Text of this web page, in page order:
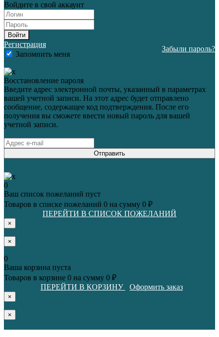
Войдите в свой аккаунт
Войти
Регистрация
Запомнить меня
Забыли пароль?
Восстановление пароля
Введите адрес электронной почты, указанный в параметрах
вашей учетной записи. На этот адрес будет отправлено
сообщение, содержащее код подтверждения. После его
получения вы сможете ввести новый пароль для вашей
учетной записи.
Отправить
0
Ваш список пожеланий пуст
Товаров в списке пожеланий 0 на сумму 0 ₽
ПЕРЕЙТИ В СПИСОК ПОЖЕЛАНИЙ
×
×
0
Ваша корзина пуста
Товаров в корзине 0 на сумму 0 ₽
ПЕРЕЙТИ В КОРЗИНУ
Оформить заказ
×
×